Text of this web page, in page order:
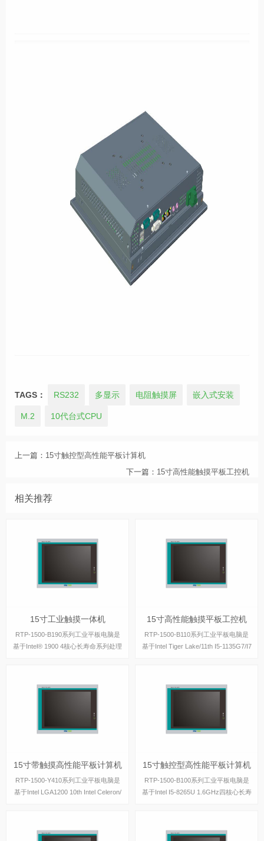
TAGS： RS232 多显示 电阻触摸屏 嵌入式安装
M.2 10代台式CPU
上一篇： 15寸触控型高性能平板计算机
下一篇： 15寸高性能触摸平板工控机
相关推荐
15寸工业触摸一体机
RTP-1500-B190系列工业平板电脑是
基于Intel® 1900 4核心长寿命系列处理
15寸高性能触摸平板工控机
RTP-1500-B110系列工业平板电脑是
基于Intel Tiger Lake/11th I5-1135G7/I7
15寸带触摸高性能平板计算机
RTP-1500-Y410系列工业平板电脑是
基于Intel LGA1200 10th Intel Celeron/
15寸触控型高性能平板计算机
RTP-1500-B100系列工业平板电脑是
基于Intel I5-8265U 1.6GHz四核心长寿